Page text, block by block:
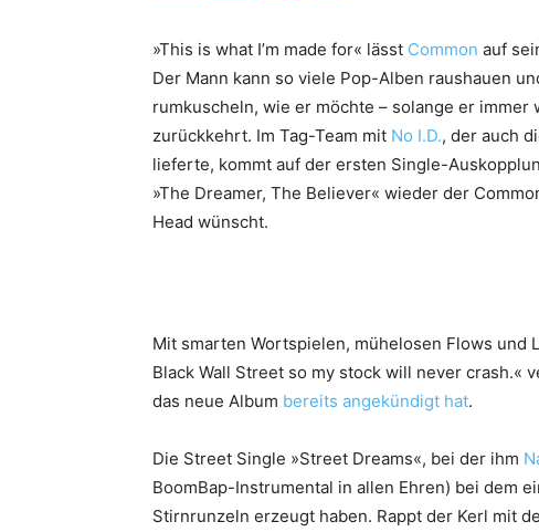
»This is what I’m made for« lässt Common auf
Der Mann kann so viele Pop-Alben raushauen
rumkuscheln, wie er möchte – solange er
zurückkehrt. Im Tag-Team mit No I.D., der auch
lieferte, kommt auf der ersten Single-
»The Dreamer, The Believer« wieder der
Head wünscht.
Mit smarten Wortspielen, mühelosen Flows und
Black Wall Street so my stock will never
das neue Album bereits angekündigt hat.
Die Street Single »Street Dreams«, bei der ihm
BoomBap-Instrumental in allen Ehren) bei dem
Stirnrunzeln erzeugt haben. Rappt der Kerl mit